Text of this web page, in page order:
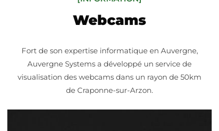
Webcams
Fort de son expertise informatique en Auvergne,
Auvergne Systems a développé un service de
visualisation des webcams dans un rayon de 50km
de Craponne-sur-Arzon.